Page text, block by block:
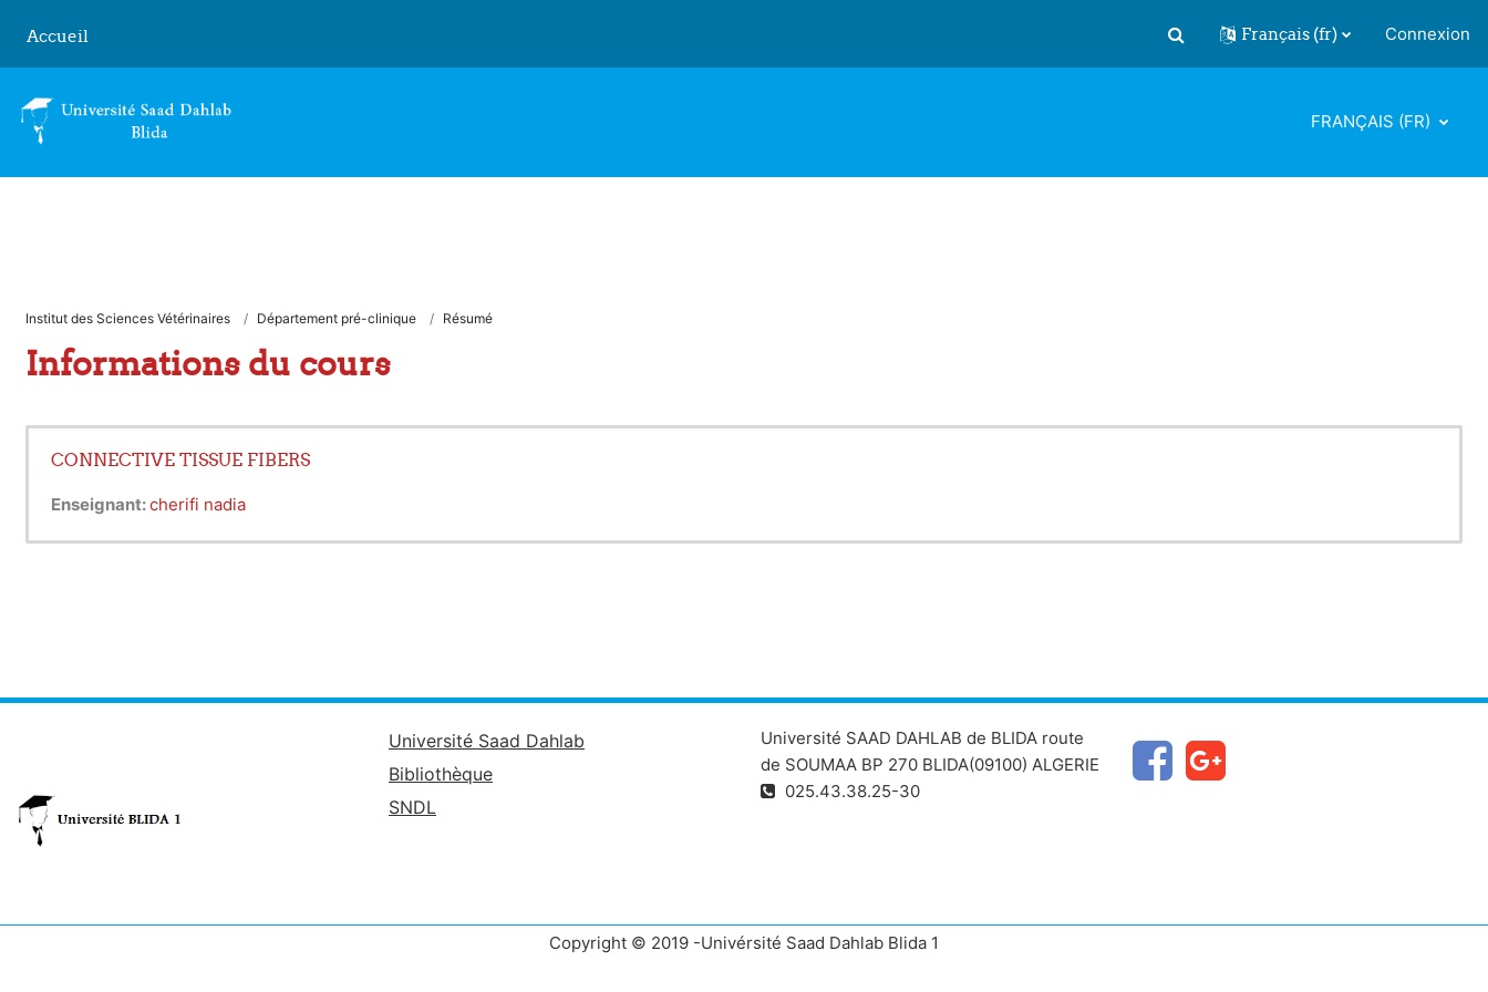
Accueil
Activer/désactiver la saisie de
Français ‎(fr)‎ Connexion
FRANÇAIS ‎(FR)‎
Institut des Sciences Vétérinaires Département pré-clinique Résumé
Informations du cours
CONNECTIVE TISSUE FIBERS
Enseignant:cherifi nadia
Université Saad Dahlab
Bibliothèque
SNDL
Université SAAD DAHLAB de BLIDA route
de SOUMAA BP 270 BLIDA(09100) ALGERIE
025.43.38.25-30
Copyright © 2019 -Univérsité Saad Dahlab Blida 1